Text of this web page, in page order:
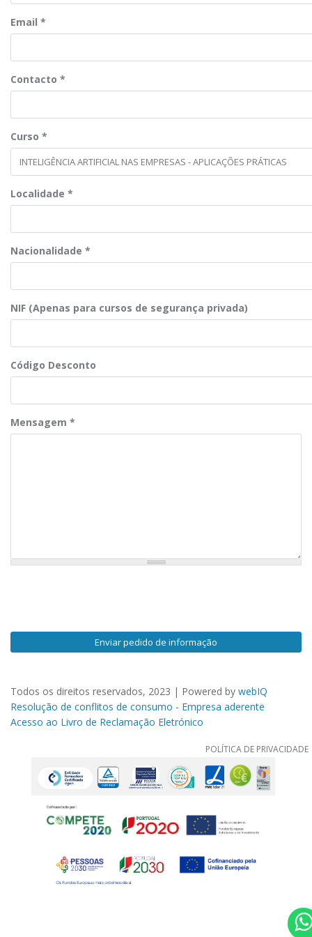
Email *
Contacto *
Curso *
Localidade *
Nacionalidade *
NIF (Apenas para cursos de segurança privada)
Código Desconto
Mensagem *
Enviar pedido de informação
Todos os direitos reservados, 2023 | Powered by webIQ
Resolução de conflitos de consumo - Empresa aderente
Acesso ao Livro de Reclamação Eletrónico
POLÍTICA DE PRIVACIDADE